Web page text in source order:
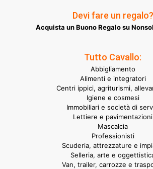
Devi fare un regalo?
Acquista un Buono Regalo su
Tutto Cavallo:
Abbigliamento
Alimenti e integratori
Centri ippici, agriturismi,
Igiene e cosmesi
Immobiliari e società di
Lettiere e pavimentazioni
Mascalcia
Professionisti
Scuderia, attrezzature e
Selleria, arte e
Van, trailer, carrozze e